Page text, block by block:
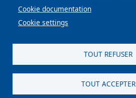
BED
PCI
Cookie documentation
Cookie settings
TOUT REFUSER
TOUT ACCEPTER
Astraga